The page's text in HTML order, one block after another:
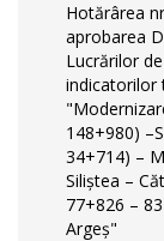
Hotărârea
aprobarea
Lucrărilor
indicatorilor
148+980)
34+714) –
Siliștea –
77+826 –
Argeș"